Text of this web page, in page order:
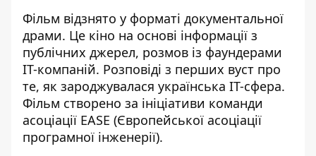
Фільм відзнято у форматі документальної
драми. Це кіно на основі інформації з
публічних джерел, розмов із фаундерами
IT-компаній. Розповіді з перших вуст про
те, як зароджувалася українська IT-сфера.
Фільм створено за ініціативи команди
асоціації EASE (Європейської асоціації
програмної інженерії).